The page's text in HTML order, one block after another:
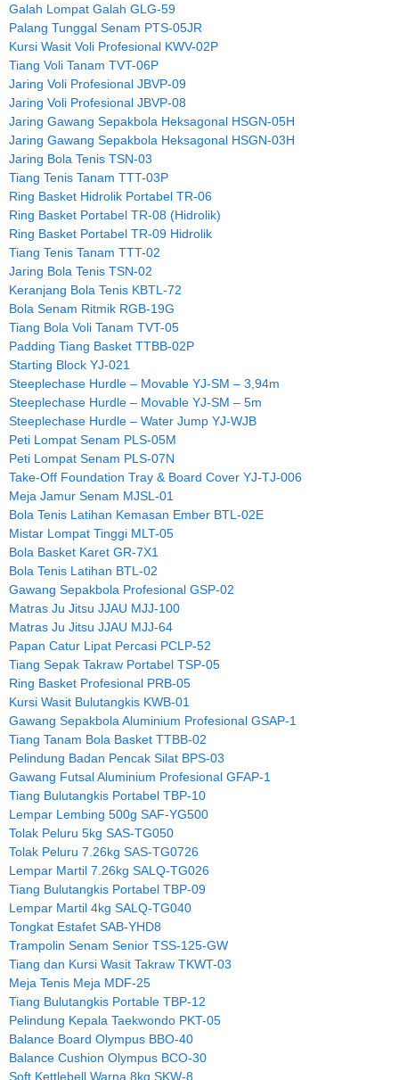
Galah Lompat Galah GLG-59
Palang Tunggal Senam PTS-05JR
Kursi Wasit Voli Profesional KWV-02P
Tiang Voli Tanam TVT-06P
Jaring Voli Profesional JBVP-09
Jaring Voli Profesional JBVP-08
Jaring Gawang Sepakbola Heksagonal HSGN-05H
Jaring Gawang Sepakbola Heksagonal HSGN-03H
Jaring Bola Tenis TSN-03
Tiang Tenis Tanam TTT-03P
Ring Basket Hidrolik Portabel TR-06
Ring Basket Portabel TR-08 (Hidrolik)
Ring Basket Portabel TR-09 Hidrolik
Tiang Tenis Tanam TTT-02
Jaring Bola Tenis TSN-02
Keranjang Bola Tenis KBTL-72
Bola Senam Ritmik RGB-19G
Tiang Bola Voli Tanam TVT-05
Padding Tiang Basket TTBB-02P
Starting Block YJ-021
Steeplechase Hurdle – Movable YJ-SM – 3,94m
Steeplechase Hurdle – Movable YJ-SM – 5m
Steeplechase Hurdle – Water Jump YJ-WJB
Peti Lompat Senam PLS-05M
Peti Lompat Senam PLS-07N
Take-Off Foundation Tray & Board Cover YJ-TJ-006
Meja Jamur Senam MJSL-01
Bola Tenis Latihan Kemasan Ember BTL-02E
Mistar Lompat Tinggi MLT-05
Bola Basket Karet GR-7X1
Bola Tenis Latihan BTL-02
Gawang Sepakbola Profesional GSP-02
Matras Ju Jitsu JJAU MJJ-100
Matras Ju Jitsu JJAU MJJ-64
Papan Catur Lipat Percasi PCLP-52
Tiang Sepak Takraw Portabel TSP-05
Ring Basket Profesional PRB-05
Kursi Wasit Bulutangkis KWB-01
Gawang Sepakbola Aluminium Profesional GSAP-1
Tiang Tanam Bola Basket TTBB-02
Pelindung Badan Pencak Silat BPS-03
Gawang Futsal Aluminium Profesional GFAP-1
Tiang Bulutangkis Portabel TBP-10
Lempar Lembing 500g SAF-YG500
Tolak Peluru 5kg SAS-TG050
Tolak Peluru 7.26kg SAS-TG0726
Lempar Martil 7.26kg SALQ-TG026
Tiang Bulutangkis Portabel TBP-09
Lempar Martil 4kg SALQ-TG040
Tongkat Estafet SAB-YHD8
Trampolin Senam Senior TSS-125-GW
Tiang dan Kursi Wasit Takraw TKWT-03
Meja Tenis Meja MDF-25
Tiang Bulutangkis Portable TBP-12
Pelindung Kepala Taekwondo PKT-05
Balance Board Olympus BBO-40
Balance Cushion Olympus BCO-30
Soft Kettlebell Warna 8kg SKW-8